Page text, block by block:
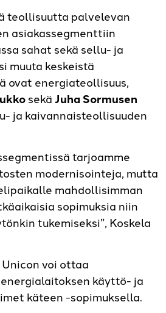
teollisuutta palvelevan
asiakassegmenttiin
sahat sekä sellu- ja
muuta keskeistä
ovat energiateollisuus,
sekäJuha Sormusen
ja kaivannaisteollisuuden
tarjoamme
modernisointeja, mutta
mahdollisimman
sopimuksia niin
tukemiseksi”, Koskela
voi ottaa
käyttö- ja
käteen -sopimuksella.